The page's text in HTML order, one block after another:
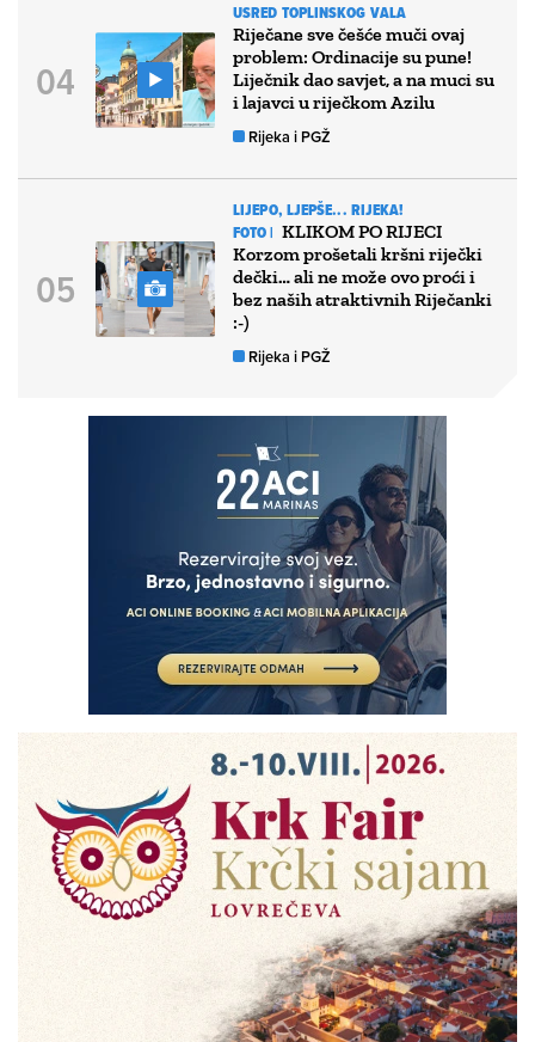
USRED TOPLINSKOG VALA
Riječane sve češće muči ovaj
problem: Ordinacije su pune!
Liječnik dao savjet, a na muci su
i lajavci u riječkom Azilu
Rijeka i PGŽ
LIJEPO, LJEPŠE... RIJEKA!
FOTO | KLIKOM PO RIJECI
Korzom prošetali kršni riječki
dečki… ali ne može ovo proći i
bez naših atraktivnih Riječanki
:-)
Rijeka i PGŽ